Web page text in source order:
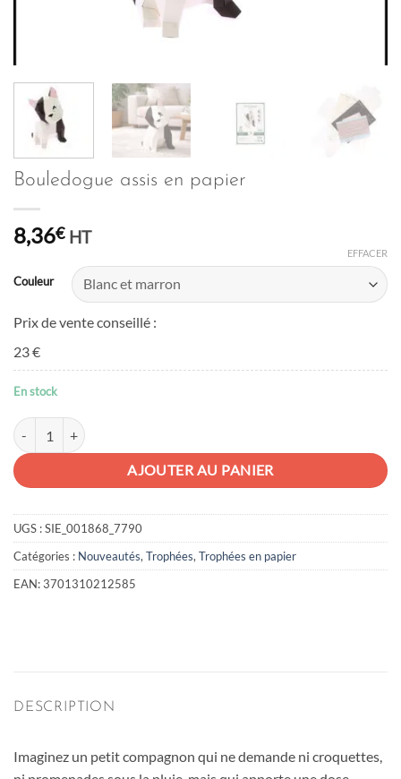
Bouledogue assis en papier
8,36€ HT
Couleur
EFFACER
Prix de vente conseillé :
23 €
En stock
quantité de Bouledogue assis en papier
AJOUTER AU PANIER
UGS :SIE_001868_7790
Catégories : Nouveautés, Trophées, Trophées en papier
EAN:3701310212585
DESCRIPTION
Imaginez un petit compagnon qui ne demande ni croquettes,